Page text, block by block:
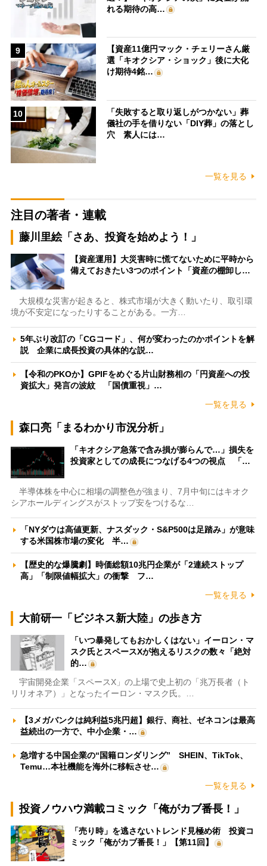
れる期待の高…
9
【資産11億円マック・チェリーさん厳
選「キオクシア・ショック」後に大化
け期待4銘…
10
「失敗すると取り返しがつかない」葬
儀社の手を借りない「DIY葬」の落とし
穴 素人には…
一覧を見る
注目の著者・連載
藤川里絵「さあ、投資を始めよう！」
【資産運用】大災害時に慌てないために平時から
備えておきたい3つのポイント「資産の棚卸し…
大規模な災害が起きると、株式市場が大きく動いたり、取引環
境が不安定になったりすることがある。一方…
5年ぶり改訂の「CGコード」、何が変わったのかポイントを解
説 企業に成長投資の具体的な説…
【令和のPKOか】GPIFをめぐる片山財務相の「円資産への投
資拡大」発言の波紋 「国債重視」…
一覧を見る
森口亮「まるわかり市況分析」
「キオクシア急落で含み損が膨らんで…」損失を
投資家としての成長につなげる4つの視点 「…
半導体株を中心に相場の調整色が強まり、7月中旬にはキオク
シアホールディングスがストップ安をつけるな…
「NYダウは高値更新、ナスダック・S&P500は足踏み」が意味
する米国株市場の変化 半…
【歴史的な爆騰劇】時価総額10兆円企業が「2連続ストップ
高」「制限値幅拡大」の衝撃 フ…
一覧を見る
大前研一「ビジネス新大陸」の歩き方
「いつ暴発してもおかしくはない」イーロン・マ
スク氏とスペースXが抱えるリスクの数々「絶対
的…
宇宙開発企業「スペースX」の上場で史上初の「兆万長者（ト
リリオネア）」となったイーロン・マスク氏。…
【3メガバンクは純利益5兆円超】銀行、商社、ゼネコンは最高
益続出の一方で、中小企業・…
急増する中国企業の“国籍ロンダリング” SHEIN、TikTok、
Temu…本社機能を海外に移転させ…
一覧を見る
投資ノウハウ満載コミック「俺がカブ番長！」
「売り時」を逃さないトレンド見極め術 投資コ
ミック「俺がカブ番長！」【第11回】